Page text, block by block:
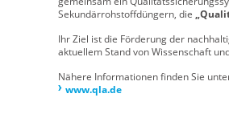
Sekundärrohstoffdüngern, die
Ihr Ziel ist die Förderung der
aktuellem Stand von Wissenschaft
Nähere Informationen finden Sie
www.qla.de